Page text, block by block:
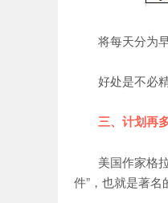
将每天分为早
好处是不必精
三、计划再多
美国作家格拉
件”，也就是著